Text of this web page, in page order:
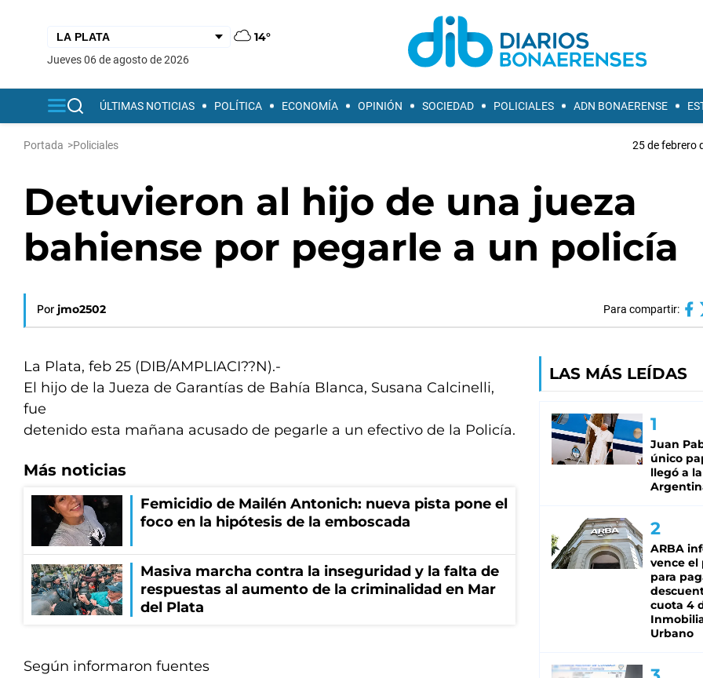
14°
jueves 06 de agosto de 2026
ÚLTIMAS NOTICIAS POLÍTICA ECONOMÍA OPINIÓN SOCIEDAD POLICIALES ADN BONAERENSE
Portada >Policiales 25 de febrero
Detuvieron al hijo de una jueza
bahiense por pegarle a un policía
Por jmo2502 Para compartir:
La Plata, feb 25 (DIB/AMPLIACI??N).-
El hijo de la Jueza de Garantías de Bahía Blanca, Susana Calcinelli,
fue
detenido esta mañana acusado de pegarle a un efectivo de la Policía.
Más noticias
Femicidio de Mailén Antonich: nueva pista pone el
foco en la hipótesis de la emboscada
Masiva marcha contra la inseguridad y la falta de
respuestas al aumento de la criminalidad en Mar
del Plata
Según informaron fuentes
LAS MÁS LEÍDAS
Juan
único
llegó a la
ARBA
vence el
para
cuota 4
Urbano